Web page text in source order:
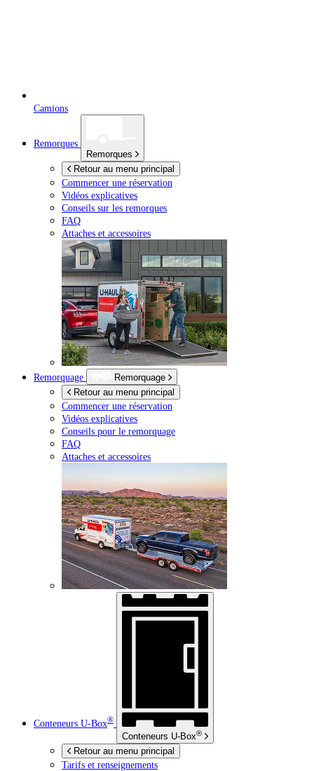
Camions
Remorques
Remorques
Retour au menu principal
Commencer une réservation
Vidéos explicatives
Conseils sur les remorques
FAQ
Attaches et accessoires
Remorquage
Remorquage
Retour au menu principal
Commencer une réservation
Vidéos explicatives
Conseils pour le remorquage
FAQ
Attaches et accessoires
Conteneurs U-Box®
Conteneurs U-Box®
Retour au menu principal
Tarifs et renseignements